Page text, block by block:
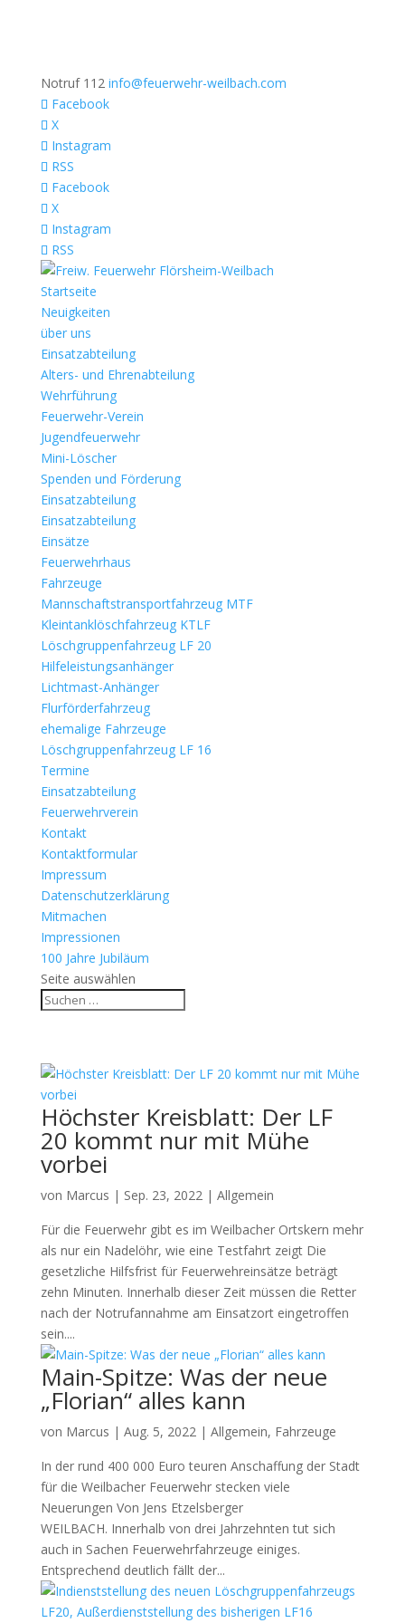
Notruf 112 info@feuerwehr-weilbach.com
Facebook
X
Instagram
RSS
Facebook
X
Instagram
RSS
Startseite
Neuigkeiten
über uns
Einsatzabteilung
Alters- und Ehrenabteilung
Wehrführung
Feuerwehr-Verein
Jugendfeuerwehr
Mini-Löscher
Spenden und Förderung
Einsatzabteilung
Einsatzabteilung
Einsätze
Feuerwehrhaus
Fahrzeuge
Mannschaftstransportfahrzeug MTF
Kleintanklöschfahrzeug KTLF
Löschgruppenfahrzeug LF 20
Hilfeleistungsanhänger
Lichtmast-Anhänger
Flurförderfahrzeug
ehemalige Fahrzeuge
Löschgruppenfahrzeug LF 16
Termine
Einsatzabteilung
Feuerwehrverein
Kontakt
Kontaktformular
Impressum
Datenschutzerklärung
Mitmachen
Impressionen
100 Jahre Jubiläum
Seite auswählen
Höchster Kreisblatt: Der LF
20 kommt nur mit Mühe
vorbei
von Marcus | Sep. 23, 2022| Allgemein
Für die Feuerwehr gibt es im Weilbacher Ortskern mehr
als nur ein Nadelöhr, wie eine Testfahrt zeigt Die
gesetzliche Hilfsfrist für Feuerwehreinsätze beträgt
zehn Minuten. Innerhalb dieser Zeit müssen die Retter
nach der Notrufannahme am Einsatzort eingetroffen
sein....
Main-Spitze: Was der neue
„Florian“ alles kann
von Marcus | Aug. 5, 2022| Allgemein, Fahrzeuge
In der rund 400 000 Euro teuren Anschaffung der Stadt
für die Weilbacher Feuerwehr stecken viele
Neuerungen Von Jens Etzelsberger
WEILBACH. Innerhalb von drei Jahrzehnten tut sich
auch in Sachen Feuerwehrfahrzeuge einiges.
Entsprechend deutlich fällt der...